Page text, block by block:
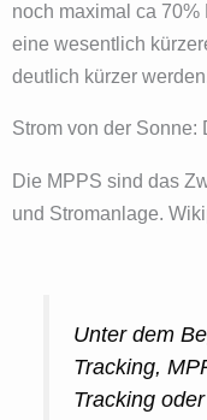
noch maximal ca
eine wesentlich
deutlich kürzer
Strom von der Sonne:
Die MPPS sind das
und Stromanlage.
Unter dem
Tracking,
Tracking